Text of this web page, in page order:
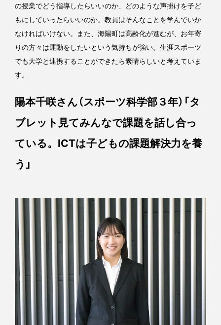
の授業でどう指導したらいいのか、どのような声掛けを子ど
もにしていったらいいのか。教員はそんなことを学んでいか
なければいけない。また、海陽町は高齢化が進むが、お年寄
りの方々は運動をしたいという気持ちが強い。生涯スポーツ
でも大学と連携することができたら素晴らしいと考えていま
す。
陽本千咲さん（スポーツ科学部３年）「タ
ブレット見てみんなで課題を話し合っ
ている。ICTは子どもの課題解決力を養
う」